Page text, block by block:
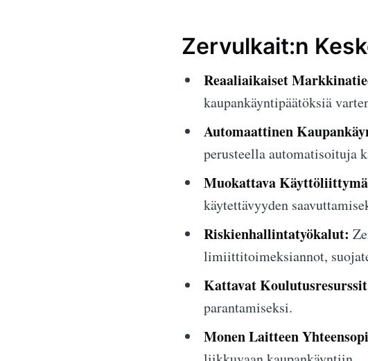
Zervulkait:n
Reaaliaikaiset
kaupankäyntipäätöksiä
Automaattinen
perusteella automatisoituja
Muokattava
käytettävyyden
Riskienhallintatyökalut:
limiittitoimeksiannot,
Kattavat
parantamiseksi.
Monen Laitteen